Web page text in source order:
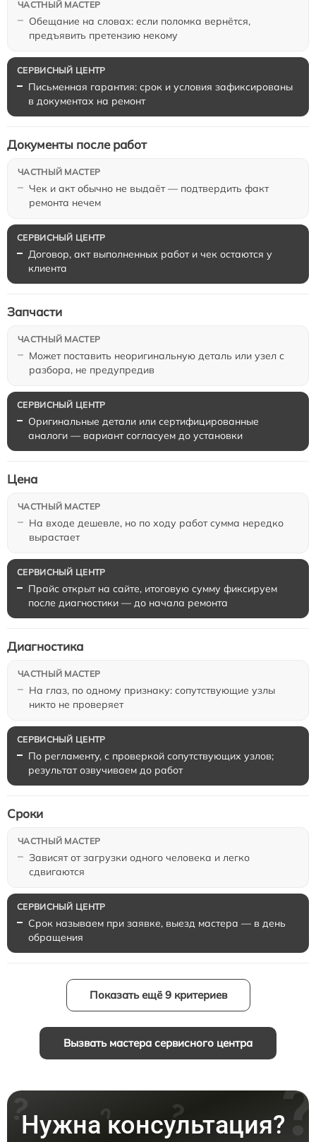
Обещание на словах: если поломка вернётся,
предъявить претензию некому
Письменная гарантия: срок и условия зафиксированы
в документах на ремонт
Чек и акт обычно не выдаёт — подтвердить факт
ремонта нечем
Документы после работ
Договор, акт выполненных работ и чек остаются у
клиента
Может поставить неоригинальную деталь или узел с
разбора, не предупредив
Запчасти
Оригинальные детали или сертифицированные
аналоги — вариант согласуем до установки
На входе дешевле, но по ходу работ сумма нередко
вырастает
Цена
Прайс открыт на сайте, итоговую сумму фиксируем
после диагностики — до начала ремонта
На глаз, по одному признаку: сопутствующие узлы
никто не проверяет
Диагностика
По регламенту, с проверкой сопутствующих узлов;
результат озвучиваем до работ
Зависят от загрузки одного человека и легко
сдвигаются
Сроки
Срок называем при заявке, выезд мастера — в день
обращения
Показать ещё 9 критериев
Вызвать мастера сервисного центра
Нужна консультация?